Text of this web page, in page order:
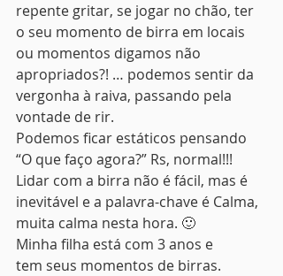
repente gritar, se jogar no chão, ter
o seu momento de birra em locais
ou momentos digamos não
apropriados?! … podemos sentir da
vergonha à raiva, passando pela
vontade de rir.
Podemos ficar estáticos pensando
“O que faço agora?” Rs, normal!!!
Lidar com a birra não é fácil, mas é
inevitável e a palavra-chave é Calma,
muita calma nesta hora. 🙂
Minha filha está com 3 anos e
tem seus momentos de birras.